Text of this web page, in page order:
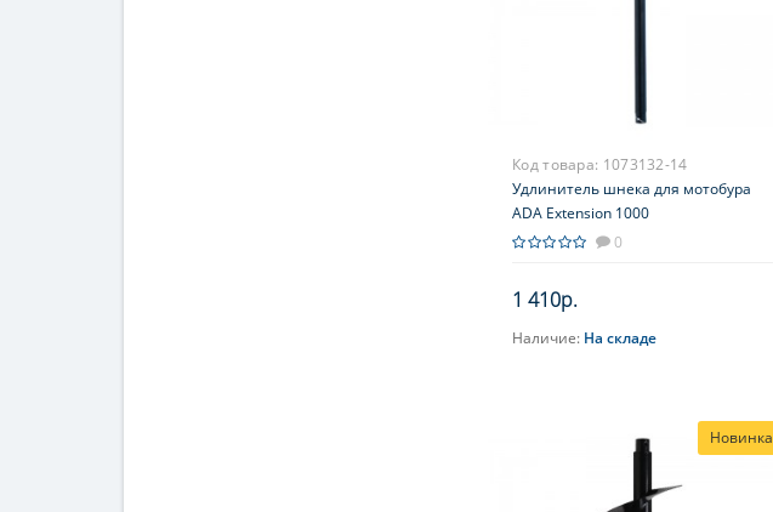
Код товара: 1073132-14
Удлинитель шнека для мотобура
ADA Extension 1000
0
1 410р.
В корзину
Наличие: На складе
Новинка